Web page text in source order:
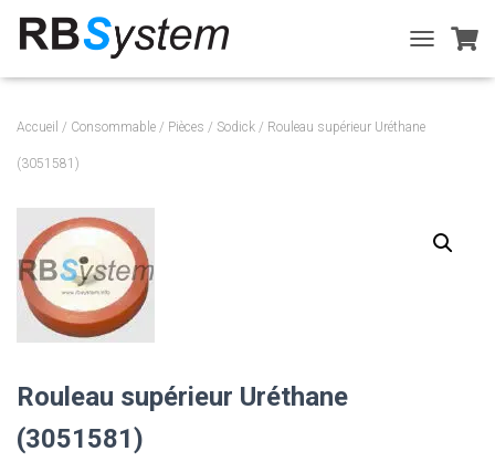
O
Accueil / Consommable / Pièces / Sodick / Rouleau supérieur Uréthane
(3051581)
Rouleau supérieur Uréthane
(3051581)